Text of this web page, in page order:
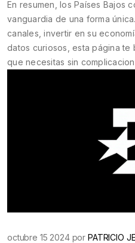
En resumen, los Países Bajos
vanguardia de una forma
canales, invertir en su
datos curiosos, esta página te
que necesitas sin
octubre 15 2024 por PATRICIO